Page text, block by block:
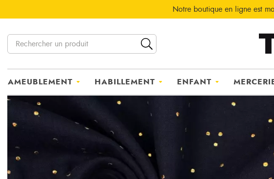
Notre boutique en ligne est
AMEUBLEMENT HABILLEMENT ENFANT